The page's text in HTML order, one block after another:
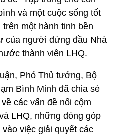
và một cuộc sống tốt
một hành tinh bền
của người đứng đầu Nhà
thành viên LHQ.
Phó Thủ tướng, Bộ
Bình Minh đã chia sẻ
các vấn đề nổi cộm
LHQ, những đóng góp
việc giải quyết các